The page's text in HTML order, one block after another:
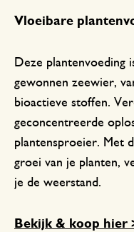
Vloeibare
Deze plantenvoeding
gewonnen zeewier,
bioactieve stoffen.
geconcentreerde
plantensproeier. Met
groei van je planten,
je de weerstand.
Bekijk & koop hier